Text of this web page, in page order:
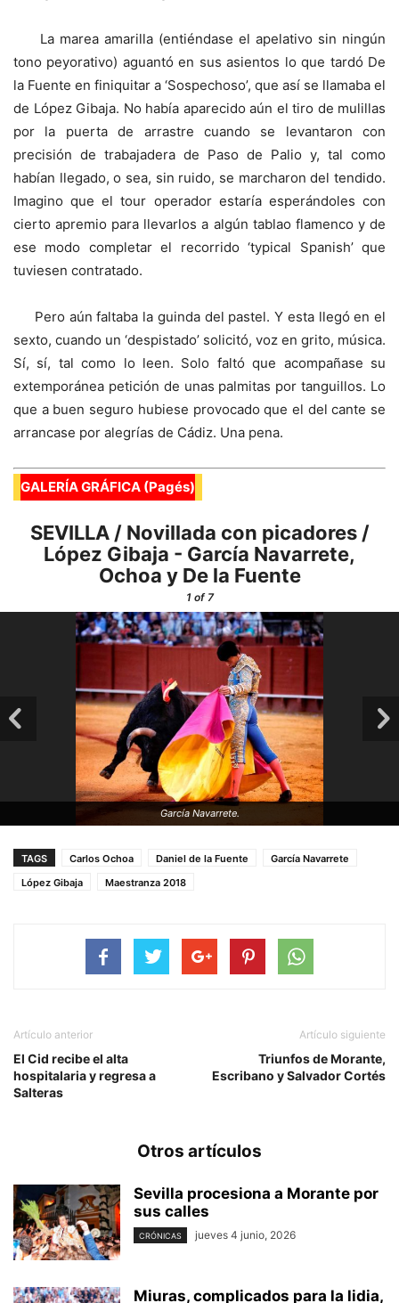
La marea amarilla (entiéndase el apelativo sin ningún
tono peyorativo) aguantó en sus asientos lo que tardó De
la Fuente en finiquitar a ‘Sospechoso’, que así se llamaba el
de López Gibaja. No había aparecido aún el tiro de mulillas
por la puerta de arrastre cuando se levantaron con
precisión de trabajadera de Paso de Palio y, tal como
habían llegado, o sea, sin ruido, se marcharon del tendido.
Imagino que el tour operador estaría esperándoles con
cierto apremio para llevarlos a algún tablao flamenco y de
ese modo completar el recorrido ‘typical Spanish’ que
tuviesen contratado.
Pero aún faltaba la guinda del pastel. Y esta llegó en el
sexto, cuando un ‘despistado’ solicitó, voz en grito, música.
Sí, sí, tal como lo leen. Solo faltó que acompañase su
extemporánea petición de unas palmitas por tanguillos. Lo
que a buen seguro hubiese provocado que el del cante se
arrancase por alegrías de Cádiz. Una pena.
GALERÍA GRÁFICA (Pagés)
SEVILLA / Novillada con picadores /
López Gibaja - García Navarrete,
Ochoa y De la Fuente
1of 7
García Navarrete.
TAGS Carlos Ochoa Daniel de la Fuente
García Navarrete
López Gibaja
Maestranza 2018
Artículo anterior
El Cid recibe el alta
hospitalaria y regresa a
Salteras
Artículo siguiente
Triunfos de Morante,
Escribano y Salvador Cortés
Otros artículos
Sevilla procesiona a Morante por
sus calles
CRÓNICAS jueves 4 junio, 2026
Miuras, complicados para la lidia,